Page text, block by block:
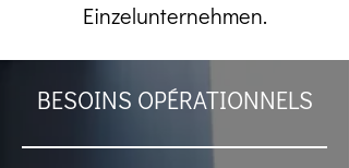
Einzelunternehmen.
BESOINS OPÉRATIONNELS